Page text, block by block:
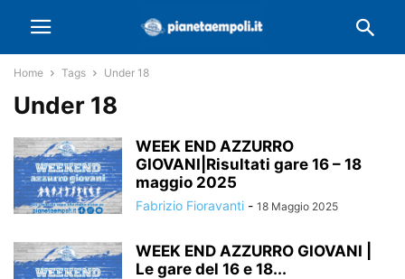
Home Tags Under 18
Under 18
WEEK END AZZURRO
GIOVANI|Risultati gare 16 – 18
maggio 2025
Fabrizio Fioravanti - 18 Maggio 2025
WEEK END AZZURRO GIOVANI |
Le gare del 16 e 18...